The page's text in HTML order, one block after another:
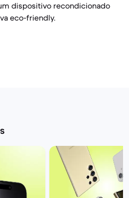
dispositivo recondicionado
eco-friendly.